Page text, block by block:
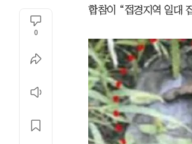
0
합참이 “접경지역 일대